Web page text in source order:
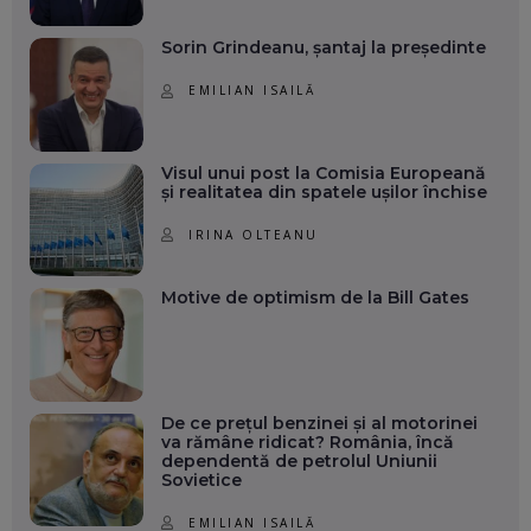
Sorin Grindeanu, șantaj la președinte
EMILIAN ISAILĂ
Visul unui post la Comisia Europeană
și realitatea din spatele ușilor închise
IRINA OLTEANU
Motive de optimism de la Bill Gates
De ce prețul benzinei și al motorinei
va rămâne ridicat? România, încă
dependentă de petrolul Uniunii
Sovietice
EMILIAN ISAILĂ